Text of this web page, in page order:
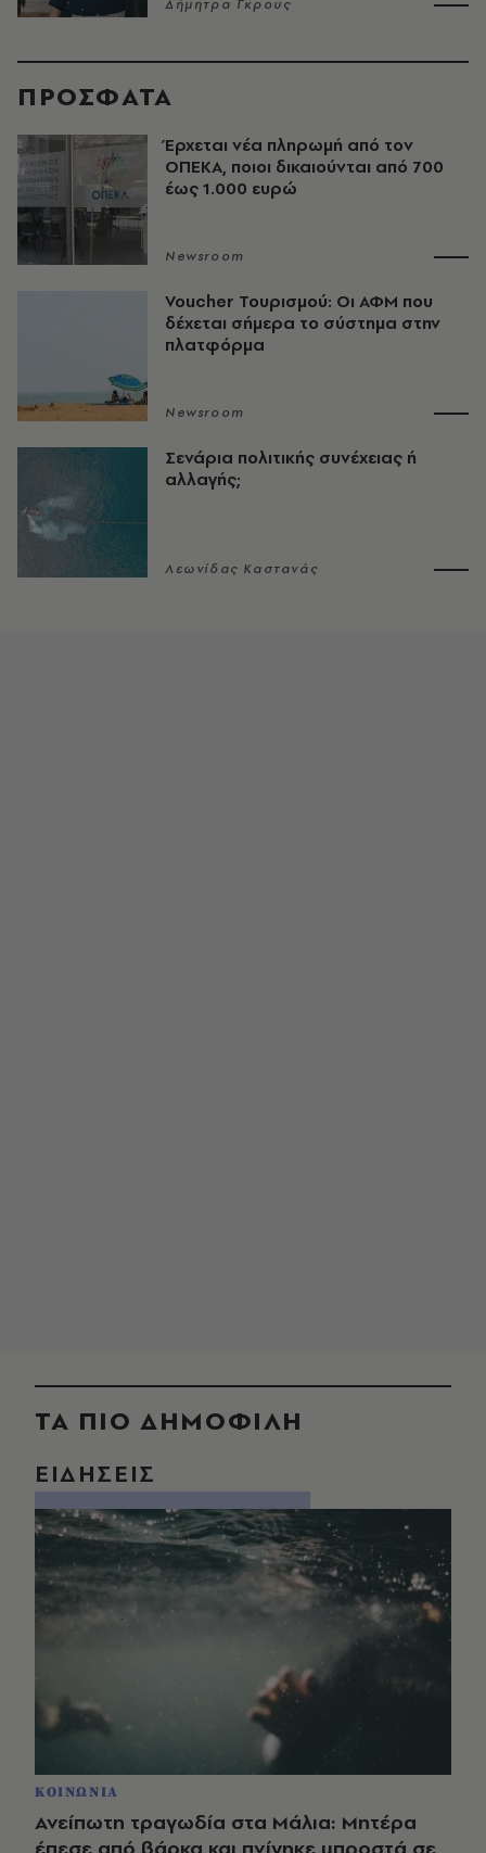
Δήμητρα Γκρους
ΠΡΟΣΦΑΤΑ
Έρχεται νέα πληρωμή από τον
ΟΠΕΚΑ, ποιοι δικαιούνται από 700
έως 1.000 ευρώ
Newsroom
Voucher Τουρισμού: Οι ΑΦΜ που
δέχεται σήμερα το σύστημα στην
πλατφόρμα
Newsroom
Σενάρια πολιτικής συνέχειας ή
αλλαγής;
Λεωνίδας Καστανάς
ΤΑ ΠΙΟ ΔΗΜΟΦΙΛΗ
ΕΙΔΗΣΕΙΣ
ΚΟΙΝΩΝΙΑ
Ανείπωτη τραγωδία στα Μάλια: Μητέρα